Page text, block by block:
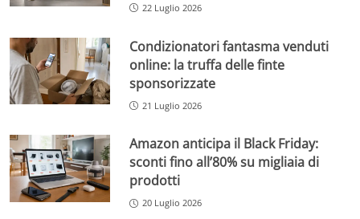
22 Luglio 2026
Condizionatori fantasma venduti
online: la truffa delle finte
sponsorizzate
21 Luglio 2026
Amazon anticipa il Black Friday:
sconti fino all’80% su migliaia di
prodotti
20 Luglio 2026